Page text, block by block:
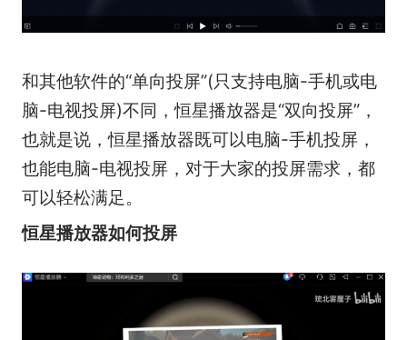
和其他软件的“单向投屏”(只支持电脑-手机或电
脑-电视投屏)不同，恒星播放器是“双向投屏”，
也就是说，恒星播放器既可以电脑-手机投屏，
也能电脑-电视投屏，对于大家的投屏需求，都
可以轻松满足。
恒星播放器如何投屏